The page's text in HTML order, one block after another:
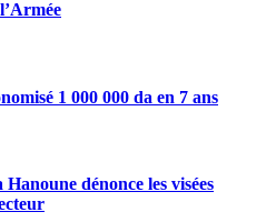
1 000 000 da en 7 ans
dénonce les visées